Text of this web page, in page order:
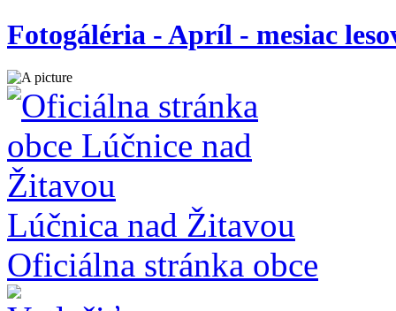
Fotogáléria - Apríl - mesiac
Lúčnica nad Žitavou
Oficiálna stránka obce